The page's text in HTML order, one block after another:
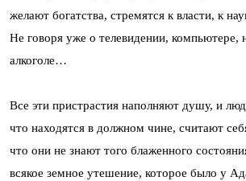
желают богатства, стремятся к власти, к
Не говоря уже о телевидении, компьютере,
алкоголе…
Все эти пристрастия наполняют душу, и
что находятся в должном чине, считают
что они не знают того блаженного
всякое земное утешение, которое было у